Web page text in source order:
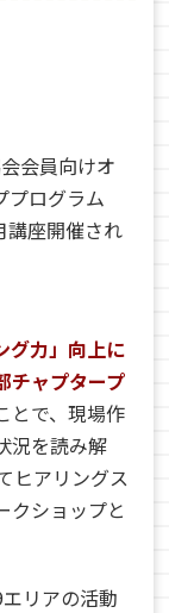
会員向けオ
プログラム
講座開催され
グ力」向上に
チャプタープ
とで、現場作
況を読み解
ヒアリングス
クショップと
リアの活動